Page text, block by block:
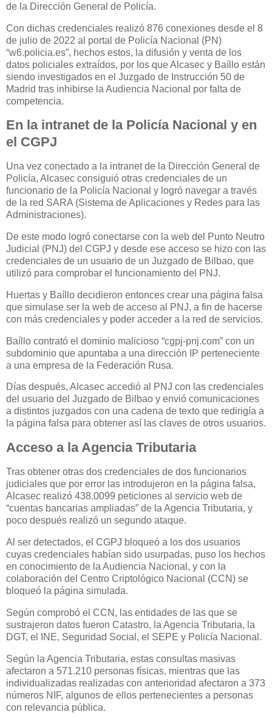
de la Dirección General de Policía.
Con dichas credenciales realizó 876 conexiones desde el 8
de julio de 2022 al portal de Policía Nacional (PN)
“w6.policia.es”, hechos estos, la difusión y venta de los
datos policiales extraídos, por los que Alcasec y Baíllo están
siendo investigados en el Juzgado de Instrucción 50 de
Madrid tras inhibirse la Audiencia Nacional por falta de
competencia.
En la intranet de la Policía Nacional y en
el CGPJ
Una vez conectado a la intranet de la Dirección General de
Policía, Alcasec consiguió otras credenciales de un
funcionario de la Policía Nacional y logró navegar a través
de la red SARA (Sistema de Aplicaciones y Redes para las
Administraciones).
De este modo logró conectarse con la web del Punto Neutro
Judicial (PNJ) del CGPJ y desde ese acceso se hizo con las
credenciales de un usuario de un Juzgado de Bilbao, que
utilizó para comprobar el funcionamiento del PNJ.
Huertas y Baíllo decidieron entonces crear una página falsa
que simulase ser la web de acceso al PNJ, a fin de hacerse
con más credenciales y poder acceder a la red de servicios.
Baíllo contrató el dominio malicioso “cgpj-pnj.com” con un
subdominio que apuntaba a una dirección IP perteneciente
a una empresa de la Federación Rusa.
Días después, Alcasec accedió al PNJ con las credenciales
del usuario del Juzgado de Bilbao y envió comunicaciones
a distintos juzgados con una cadena de texto que redirigía a
la página falsa para obtener así las claves de otros usuarios.
Acceso a la Agencia Tributaria
Tras obtener otras dos credenciales de dos funcionarios
judiciales que por error las introdujeron en la página falsa,
Alcasec realizó 438.0099 peticiones al servicio web de
“cuentas bancarias ampliadas” de la Agencia Tributaria, y
poco después realizó un segundo ataque.
Al ser detectados, el CGPJ bloqueó a los dos usuarios
cuyas credenciales habían sido usurpadas, puso los hechos
en conocimiento de la Audiencia Nacional, y con la
colaboración del Centro Criptológico Nacional (CCN) se
bloqueó la página simulada.
Según comprobó el CCN, las entidades de las que se
sustrajeron datos fueron Catastro, la Agencia Tributaria, la
DGT, el INE, Seguridad Social, el SEPE y Policía Nacional.
Según la Agencia Tributaria, estas consultas masivas
afectaron a 571.210 personas físicas, mientras que las
individualizadas realizadas con anterioridad afectaron a 373
números NIF, algunos de ellos pertenecientes a personas
con relevancia pública.